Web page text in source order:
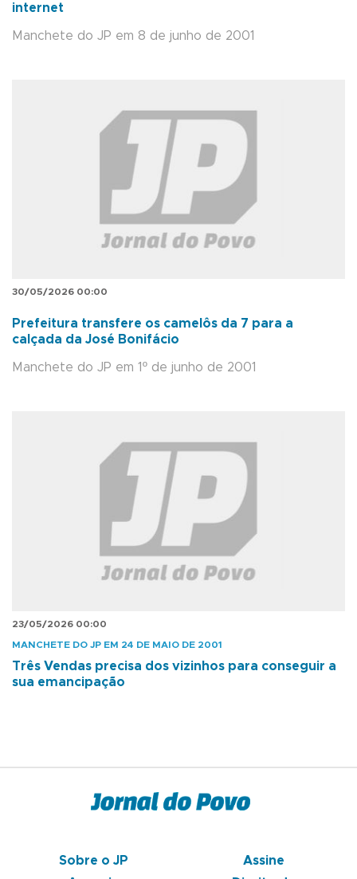
internet
Manchete do JP em 8 de junho de 2001
30/05/2026 00:00
Prefeitura transfere os camelôs da 7 para a
calçada da José Bonifácio
Manchete do JP em 1º de junho de 2001
23/05/2026 00:00
MANCHETE DO JP EM 24 DE MAIO DE 2001
Três Vendas precisa dos vizinhos para conseguir a
sua emancipação
Sobre o JP
Assine